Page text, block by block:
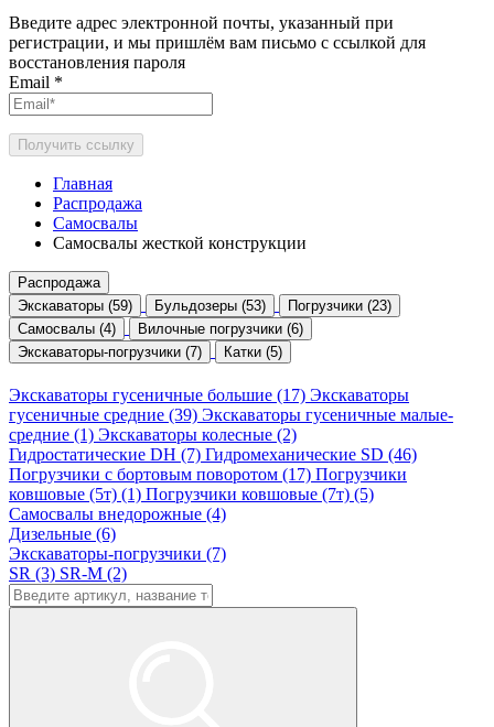
Введите адрес электронной почты, указанный при
регистрации, и мы пришлём вам письмо с ссылкой для
восстановления пароля
Email *
Получить ссылку
Главная
Распродажа
Самосвалы
Самосвалы жесткой конструкции
Распродажа
Экскаваторы (59)
Бульдозеры (53)
Погрузчики (23)
Самосвалы (4)
Вилочные погрузчики (6)
Экскаваторы-погрузчики (7)
Катки (5)
Экскаваторы гусеничные большие (17) Экскаваторы
гусеничные средние (39) Экскаваторы гусеничные малые-
средние (1) Экскаваторы колесные (2)
Гидростатические DH (7) Гидромеханические SD (46)
Погрузчики с бортовым поворотом (17) Погрузчики
ковшовые (5т) (1) Погрузчики ковшовые (7т) (5)
Самосвалы внедорожные (4)
Дизельные (6)
Экскаваторы-погрузчики (7)
SR (3) SR-M (2)